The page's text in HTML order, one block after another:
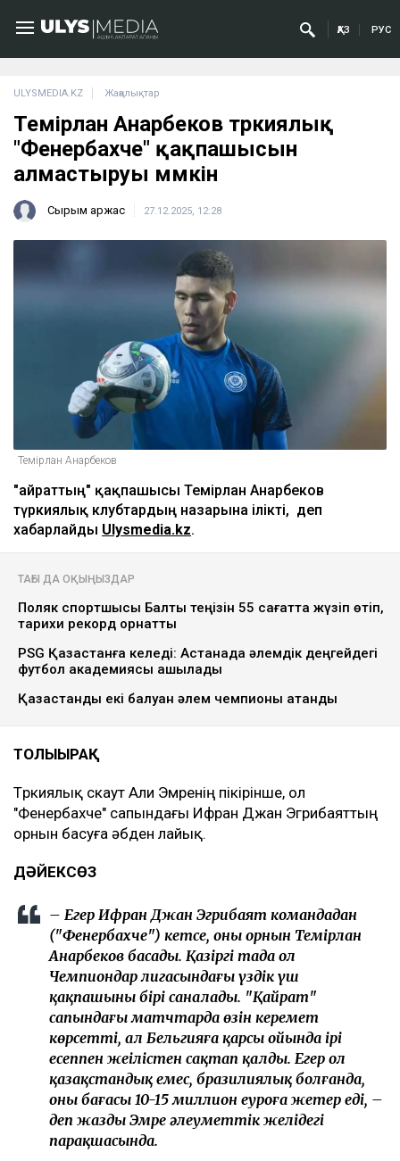
ҚАЗ РУС
ULYSMEDIA.KZ Жаңалықтар
Темірлан Анарбеков түркиялық
"Фенербахче" қақпашысын
алмастыруы мүмкін
Сырым Қаржас 27.12.2025, 12:28
Темірлан Анарбеков
"Қайраттың" қақпашысы Темірлан Анарбеков
түркиялық клубтардың назарына ілікті, деп
хабарлайды Ulysmedia.kz.
ТАҒЫ ДА ОҚЫҢЫЗДАР
Поляк спортшысы Балтық теңізін 55 сағатта жүзіп өтіп,
тарихи рекорд орнатты
PSG Қазақстанға келеді: Астанада әлемдік деңгейдегі
футбол академиясы ашылады
Қазақстандық екі балуан әлем чемпионы атанды
ТОЛЫҒЫРАҚ
Түркиялық скаут Али Эмренің пікірінше, ол
"Фенербахче" сапындағы Ифран Джан Эгрибаяттың
орнын басуға әбден лайық.
ДӘЙЕКСӨЗ
– Егер Ифран Джан Эгрибаят командадан
("Фенербахче") кетсе, оның орнын Темірлан
Анарбеков басады. Қазіргі таңда ол
Чемпиондар лигасындағы үздік үш
қақпашының бірі саналады. "Қайрат"
сапындағы матчтарда өзін керемет
көрсетті, ал Бельгияға қарсы ойында ірі
есеппен жеңілістен сақтап қалды. Егер ол
қазақстандық емес, бразилиялық болғанда,
оның бағасы 10-15 миллион еуроға жетер еді, –
деп жазды Эмре әлеуметтік желідегі
парақшасында.